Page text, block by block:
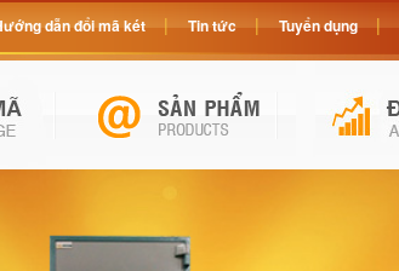
dẫn đổi mã két Tin tức Tuyển dụng